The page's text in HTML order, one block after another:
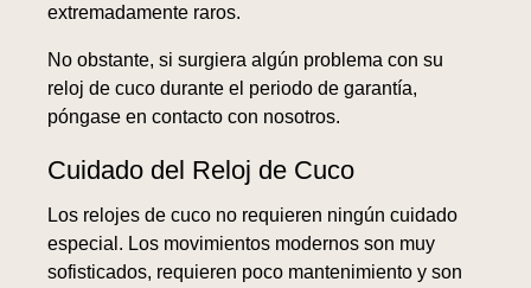
extremadamente raros.
No obstante, si surgiera algún problema con su
reloj de cuco durante el periodo de garantía,
póngase en contacto con nosotros.
Cuidado del Reloj de Cuco
Los relojes de cuco no requieren ningún cuidado
especial. Los movimientos modernos son muy
sofisticados, requieren poco mantenimiento y son